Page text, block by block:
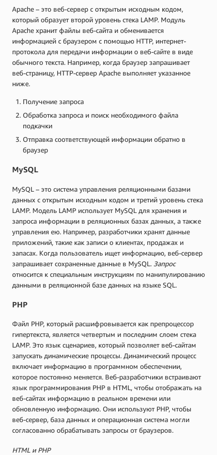
Apache – это веб-сервер с открытым исходным кодом,
который образует второй уровень стека LAMP. Модуль
Apache хранит файлы веб-сайта и обменивается
информацией с браузером с помощью HTTP, интернет-
протокола для передачи информации о веб-сайте в виде
обычного текста. Например, когда браузер запрашивает
веб-страницу, HTTP-сервер Apache выполняет указанное
ниже.
Получение запроса
Обработка запроса и поиск необходимого файла
подкачки
Отправка соответствующей информации обратно в
браузер
MySQL
MySQL – это система управления реляционными базами
данных с открытым исходным кодом и третий уровень стека
LAMP. Модель LAMP использует MySQL для хранения и
запроса информации в реляционных базах данных, а также
управления ею. Например, разработчики хранят данные
приложений, такие как записи о клиентах, продажах и
запасах. Когда пользователь ищет информацию, веб-сервер
запрашивает сохраненные данные в MySQL. Запрос
относится к специальным инструкциям по манипулированию
данными в реляционной базе данных на языке SQL.
PHP
Файл PHP, который расшифровывается как препроцессор
гипертекста, является четвертым и последним слоем стека
LAMP. Это язык сценариев, который позволяет веб-сайтам
запускать динамические процессы. Динамический процесс
включает информацию в программном обеспечении,
которое постоянно меняется. Веб-разработчики встраивают
язык программирования PHP в HTML, чтобы отображать на
веб-сайтах информацию в реальном времени или
обновленную информацию. Они используют PHP, чтобы
веб-сервер, база данных и операционная система могли
согласованно обрабатывать запросы от браузеров.
HTML и PHP